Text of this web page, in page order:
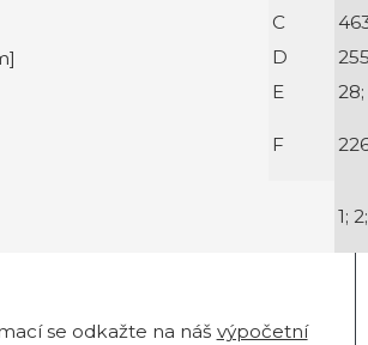
C
D
E
28;
F
1;
se odkažte na náš výpočetní